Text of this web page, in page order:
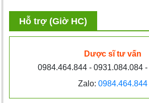
Hỗ trợ (Giờ HC)
Dược sĩ tư vấn
0984.464.844 - 0931.084.084
Zalo: 0984.464.844